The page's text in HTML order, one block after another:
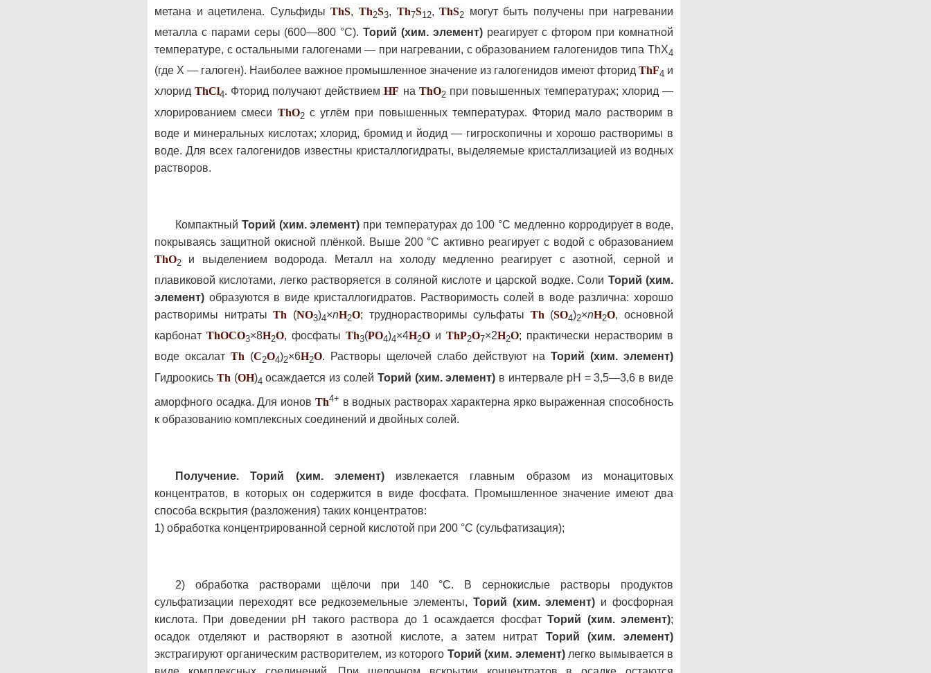
метана и ацетилена. СульфидыThS, Th2S3, Th7S12,ThS2 могут быть получены при нагревании
металла с парами серы (600—800 °С).Торий (хим. элемент)реагирует с фтором при комнатной
температуре, с остальными галогенами — при нагревании, с образованием галогенидов типа ThX4
(где Х — галоген). Наиболее важное промышленное значение из галогенидов имеют фторид ThF4 и
хлоридThCl4. Фторид получают действиемHF на ThO2при повышенных температурах; хлорид —
хлорированием смеси ThO2с углём при повышенных температурах. Фторид мало растворим в
воде и минеральных кислотах; хлорид, бромид и йодид — гигроскопичны и хорошо растворимы в
воде. Для всех галогенидов известны кристаллогидраты, выделяемые кристаллизацией из водных
растворов.
Компактный Торий (хим. элемент) при температурах до 100 °С медленно корродирует в воде,
покрываясь защитной окисной плёнкой. Выше 200 °С активно реагирует с водой с образованием
ThO2 и выделением водорода. Металл на холоду медленно реагирует с азотной, серной и
плавиковой кислотами, легко растворяется в соляной кислоте и царской водке. Соли Торий (хим.
элемент) образуются в виде кристаллогидратов. Растворимость солей в воде различна: хорошо
растворимы нитратыTh (NO3)4×nH2O; труднорастворимы сульфаты Th (SO4)2×nH2O, основной
карбонат ThOCO3×8H2O, фосфаты Th3(PO4)4×4H2O и ThP2O7×2H2O; практически нерастворим в
воде оксалат Th (C2O4)2×6H2O. Растворы щелочей слабо действуют на Торий (хим. элемент)
Гидроокись Th (OH)4 осаждается из солей Торий (хим. элемент) в интервале pH = 3,5—3,6 в виде
аморфного осадка. Для ионов Th4+ в водных растворах характерна ярко выраженная способность
к образованию комплексных соединений и двойных солей.
Получение. Торий (хим. элемент)извлекается главным образом из монацитовых
концентратов, в которых он содержится в виде фосфата. Промышленное значение имеют два
способа вскрытия (разложения) таких концентратов:
1) обработка концентрированной серной кислотой при 200 °С (сульфатизация);
2) обработка растворами щёлочи при 140 °С. В сернокислые растворы продуктов
сульфатизации переходят все редкоземельные элементы, Торий (хим. элемент) и фосфорная
кислота. При доведении pH такого раствора до 1 осаждается фосфатТорий (хим. элемент);
осадок отделяют и растворяют в азотной кислоте, а затем нитрат Торий (хим. элемент)
экстрагируют органическим растворителем, из которого Торий (хим. элемент)легко вымывается в